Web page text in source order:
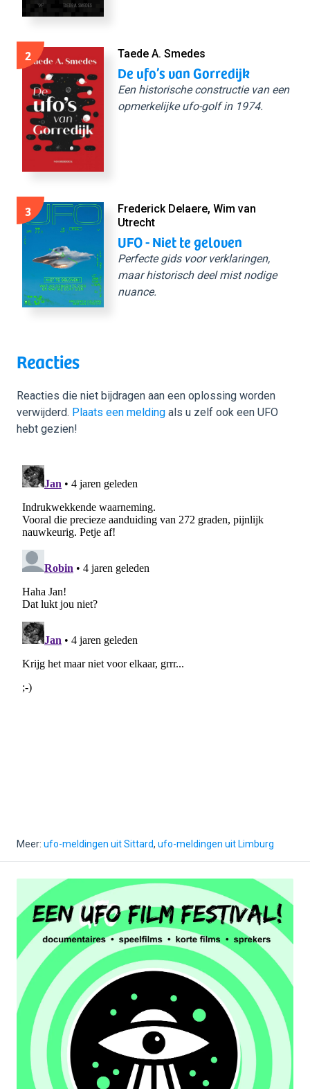
2 Taede A. Smedes
De ufo’s van Gorredijk
Een historische constructie van een
opmerkelijke ufo-golf in 1974.
3
Frederick Delaere, Wim van
Utrecht
UFO - Niet te geloven
Perfecte gids voor verklaringen,
maar historisch deel mist nodige
nuance.
Reacties
Reacties die niet bijdragen aan een oplossing worden
verwijderd. Plaats een melding als u zelf ook een UFO
hebt gezien!
Meer: ufo-meldingen uit Sittard, ufo-meldingen uit Limburg